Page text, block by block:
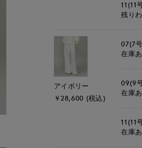
モデル身長:166cm
11(11
残り
アイボリー
￥28,600 (税込)
07(7
在庫
09(9
在庫
11(11
在庫